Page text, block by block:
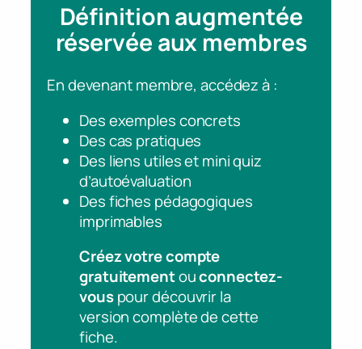
Définition augmentée
réservée aux membres
En devenant membre, accédez à :
Des exemples concrets
Des cas pratiques
Des liens utiles et mini quiz
d’autoévaluation
Des fiches pédagogiques
imprimables
Créez votre compte
gratuitementouconnectez-
vouspour découvrir la
version complète de cette
fiche.